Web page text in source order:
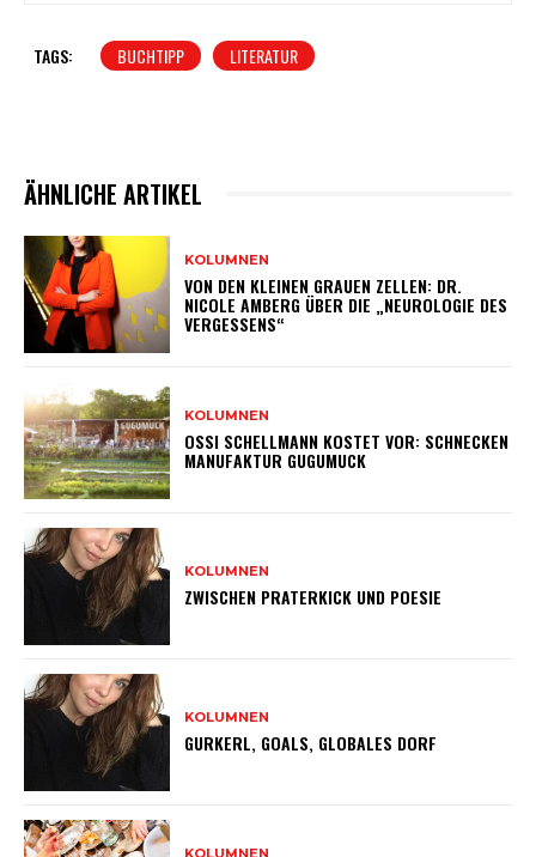
TAGS: BUCHTIPP LITERATUR
ÄHNLICHE ARTIKEL
KOLUMNEN
VON DEN KLEINEN GRAUEN ZELLEN: DR.
NICOLE AMBERG ÜBER DIE „NEUROLOGIE DES
VERGESSENS“
KOLUMNEN
OSSI SCHELLMANN KOSTET VOR: SCHNECKEN
MANUFAKTUR GUGUMUCK
KOLUMNEN
ZWISCHEN PRATERKICK UND POESIE
KOLUMNEN
GURKERL, GOALS, GLOBALES DORF
KOLUMNEN